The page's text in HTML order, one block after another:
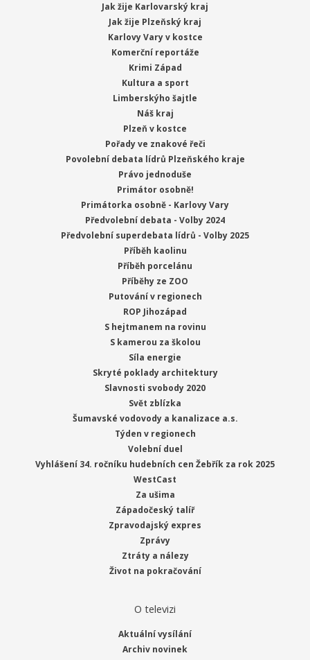
Jak žije Karlovarský kraj
Jak žije Plzeňský kraj
Karlovy Vary v kostce
Komerční reportáže
Krimi Západ
Kultura a sport
Limberskýho šajtle
Náš kraj
Plzeň v kostce
Pořady ve znakové řeči
Povolební debata lídrů Plzeňského kraje
Právo jednoduše
Primátor osobně!
Primátorka osobně - Karlovy Vary
Předvolební debata - Volby 2024
Předvolební superdebata lídrů - Volby 2025
Příběh kaolinu
Příběh porcelánu
Příběhy ze ZOO
Putování v regionech
ROP Jihozápad
S hejtmanem na rovinu
S kamerou za školou
Síla energie
Skryté poklady architektury
Slavnosti svobody 2020
Svět zblízka
Šumavské vodovody a kanalizace a.s.
Týden v regionech
Volební duel
Vyhlášení 34. ročníku hudebních cen Žebřík za rok 2025
WestCast
Za ušima
Západočeský talíř
Zpravodajský expres
Zprávy
Ztráty a nálezy
Život na pokračování
O televizi
Aktuální vysílání
Archiv novinek